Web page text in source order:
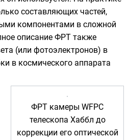
составляющих частей,
компонентами в сложной
описание ФРТ также
(или фотоэлектронов) в
в космического аппарата
ФРТ камеры WFPC
телескопа Хаббл до
коррекции его оптической